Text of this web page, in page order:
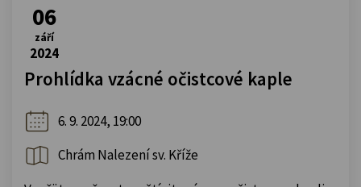
06
září
2024
Prohlídka vzácné očistcové kaple
6. 9. 2024, 19:00
Chrám Nalezení sv. Kříže